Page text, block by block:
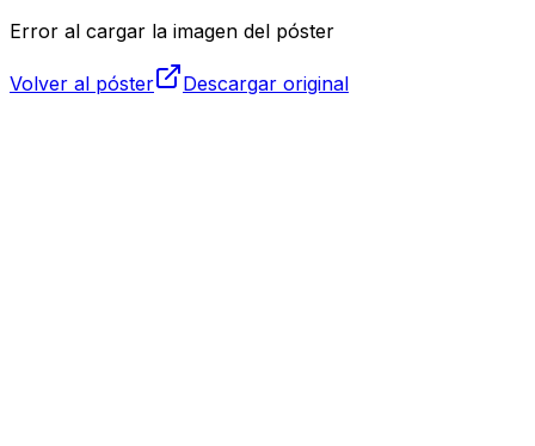
Error al cargar la imagen del póster
Volver al póster Descargar original